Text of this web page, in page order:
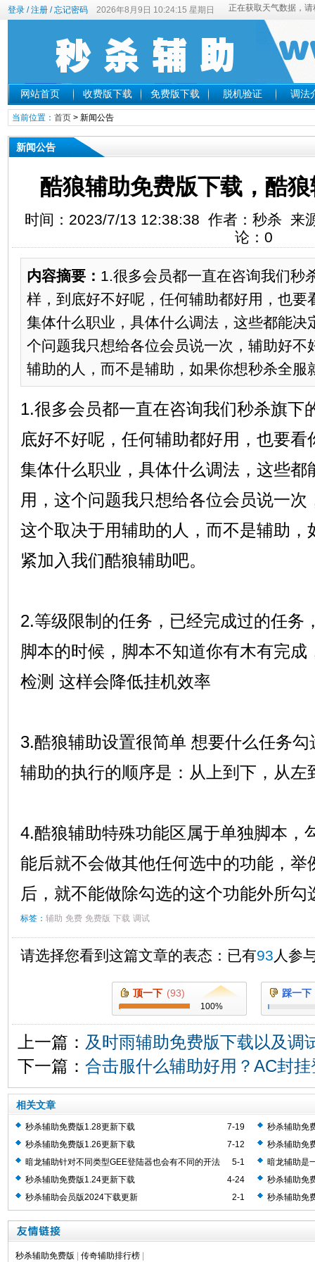
登录/注册/忘记密码 2026年8月9日 10:24:16 星期日
网站首页 收费版下载 免费版下载 脱机验证 调法
当前位置： 首页> 新闻公告
新闻公告
酷狼辅助免费版下载，酷
时间：2023/7/13 12:38:38 作者：秒杀 来
论：0
内容摘要： 1.很多会员都一直在咨询我们秒
样，到底好不好呢，任何辅助都好用，也要
集体什么职业，具体什么调法，这些都能决
个问题我只想给各位会员说一次，辅助好不
辅助的人，而不是辅助，如果你想秒杀全服
1.很多会员都一直在咨询我们秒杀旗下
底好不好呢，任何辅助都好用，也要看
集体什么职业，具体什么调法，这些都
用，这个问题我只想给各位会员说一
这个取决于用辅助的人，而不是辅助，
紧加入我们酷狼辅助吧。
2.等级限制的任务，已经完成过的任务
脚本的时候，脚本不知道你有木有完成
检测 这样会降低挂机效率
3.酷狼辅助设置很简单 想要什么任务
辅助的执行的顺序是：从上到下，从左
4.酷狼辅助特殊功能区属于单独脚本，
能后就不会做其他任何选中的功能，举
后，就不能做除勾选的这个功能外所勾
标签： 辅助 免费 免费版 下载 调试
请选择您看到这篇文章的表态：已有93 人参
顶一下 (93)
100%
踩一下
上一篇： 及时雨辅助免费版下载以及调
下一篇： 合击服什么辅助好用？AC封
相关文章
7-19
秒杀辅助免费版1.28更新下载
秒杀辅助免
7-12
秒杀辅助免费版1.26更新下载
秒杀辅助免
5-1
暗龙辅助针对不同类型GEE登陆器也会有不同的开法
暗龙辅助是
助工具
4-24
秒杀辅助免费版1.24更新下载
秒杀辅助免
2-1
秒杀辅助会员版2024下载更新 秒杀辅助免
秒杀辅助免费版 传奇辅助排行榜